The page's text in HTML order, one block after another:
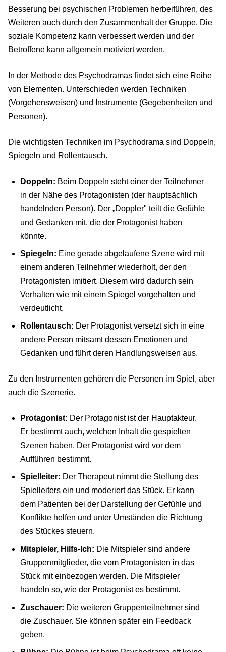
Besserung bei psychischen Problemen herbeiführen, des
Weiteren auch durch den Zusammenhalt der Gruppe. Die
soziale Kompetenz kann verbessert werden und der
Betroffene kann allgemein motiviert werden.
In der Methode des Psychodramas findet sich eine Reihe
von Elementen. Unterschieden werden Techniken
(Vorgehensweisen) und Instrumente (Gegebenheiten und
Personen).
Die wichtigsten Techniken im Psychodrama sind Doppeln,
Spiegeln und Rollentausch.
Doppeln: Beim Doppeln steht einer der Teilnehmer
in der Nähe des Protagonisten (der hauptsächlich
handelnden Person). Der „Doppler" teilt die Gefühle
und Gedanken mit, die der Protagonist haben
könnte.
Spiegeln: Eine gerade abgelaufene Szene wird mit
einem anderen Teilnehmer wiederholt, der den
Protagonisten imitiert. Diesem wird dadurch sein
Verhalten wie mit einem Spiegel vorgehalten und
verdeutlicht.
Rollentausch: Der Protagonist versetzt sich in eine
andere Person mitsamt dessen Emotionen und
Gedanken und führt deren Handlungsweisen aus.
Zu den Instrumenten gehören die Personen im Spiel, aber
auch die Szenerie.
Protagonist: Der Protagonist ist der Hauptakteur.
Er bestimmt auch, welchen Inhalt die gespielten
Szenen haben. Der Protagonist wird vor dem
Aufführen bestimmt.
Spielleiter: Der Therapeut nimmt die Stellung des
Spielleiters ein und moderiert das Stück. Er kann
dem Patienten bei der Darstellung der Gefühle und
Konflikte helfen und unter Umständen die Richtung
des Stückes steuern.
Mitspieler, Hilfs-Ich: Die Mitspieler sind andere
Gruppenmitglieder, die vom Protagonisten in das
Stück mit einbezogen werden. Die Mitspieler
handeln so, wie der Protagonist es bestimmt.
Zuschauer: Die weiteren Gruppenteilnehmer sind
die Zuschauer. Sie können später ein Feedback
geben.